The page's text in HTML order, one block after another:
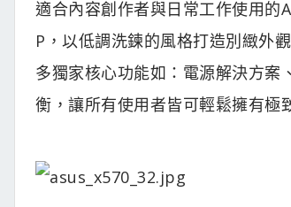
適合內容創作者與日常工作使用的
P，以低調洗鍊的風格打造別緻外
多獨家核心功能如：電源解決方案
衡，讓所有使用者皆可輕鬆擁有極